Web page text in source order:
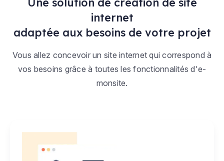
internet
adaptée aux besoins de votre projet
Vous allez concevoir un site internet qui correspond à
vos besoins grâce à toutes les fonctionnalités d'e-
monsite.